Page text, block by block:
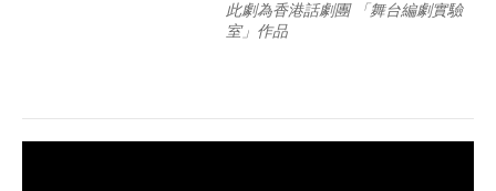
此劇為香港話劇團 「舞台編劇實驗
室」作品